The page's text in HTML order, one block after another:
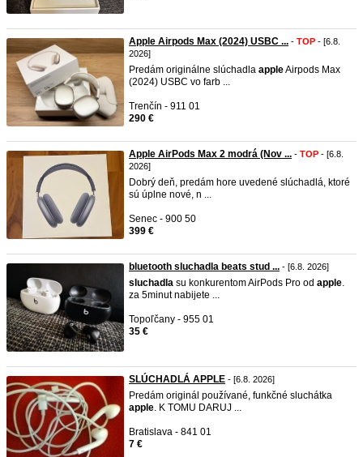
Apple Airpods Max (2024) USBC ... - TOP - [6.8.
2026]
Predám originálne slúchadla appleAirpods Max
(2024) USBC vo farb ...
Trenčín - 911 01
290 €
Apple AirPods Max 2 modrá (Nov ... - TOP - [6.8.
2026]
Dobrý deň, predám hore uvedené slúchadlá, ktoré
sú úplne nové, n ...
Senec - 900 50
399 €
bluetooth sluchadla beats stud ... - [6.8. 2026]
sluchadla su konkurentom AirPods Pro od apple.
za 5minut nabijete ...
Topoľčany - 955 01
35 €
SLÚCHADLÁ APPLE - [6.8. 2026]
Predám originál používané, funkčné sluchátka
apple. K TOMU DARUJ ...
Bratislava - 841 01
7 €